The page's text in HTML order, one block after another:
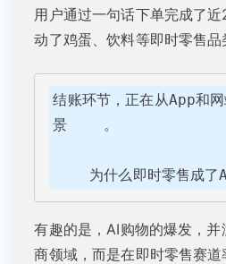
用户通过一句话下单完成了
动了鸡蛋、饮料等即时零售品
结账环节，正在从App和
景    。
为什么即时零售成
有趣的是，AI购物的爆发，
商领域，而是在即时零售赛道